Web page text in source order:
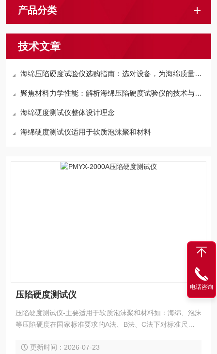
产品分类
技术文章
海绵压陷硬度试验仪选购指南：选对设备，为海绵质量把关
聚焦材料力学性能：解析海绵压陷硬度试验仪的技术与应用
海绵硬度测试仪整体设计理念
海绵硬度测试仪适用于软质泡沫聚和材料
压陷硬度测试仪
压陷硬度测试仪-主要适用于软质泡沫聚和材料如：海绵、泡沫
等压陷硬度在国家标准要求的A法、B法、C法下对标准尺寸的
压陷硬度。
更新时间：2026-07-23
电话咨询